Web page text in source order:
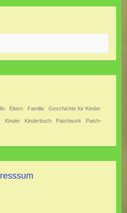
Eltern Familie Geschichte für Kinder
Kinder Kinderbuch Patch­work Patch­